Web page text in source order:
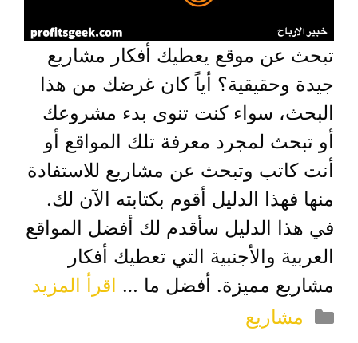
تبحث عن موقع يعطيك أفكار مشاريع
جيدة وحقيقية؟ أياً كان غرضك من هذا
البحث، سواء كنت تنوى بدء مشروعك
أو تبحث لمجرد معرفة تلك المواقع أو
أنت كاتب وتبحث عن مشاريع للاستفادة
منها فهذا الدليل أقوم بكتابته الآن لك.
في هذا الدليل سأقدم لك أفضل المواقع
العربية والأجنبية التي تعطيك أفكار
مشاريع مميزة. أفضل ما … اقرأ المزيد
التصنيفات
مشاريع